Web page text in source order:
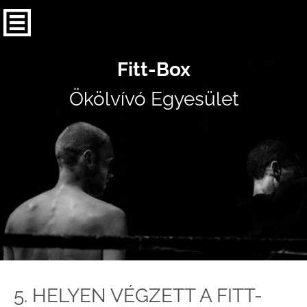
Fitt-Box
Ökölvívó Egyesület
5. HELYEN VÉGZETT A FITT-